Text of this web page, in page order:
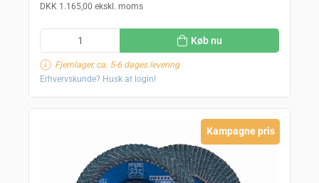
DKK 1.165,00 ekskl. moms
Køb nu
Fjernlager, ca. 5-6 dages levering
Erhvervskunde? Husk at login!
Kampagne pris